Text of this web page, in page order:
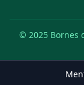
© 2025 Bornes